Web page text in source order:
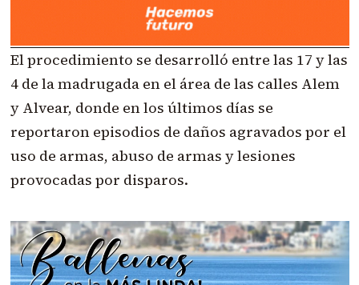
El procedimiento se desarrolló entre las 17 y las
4 de la madrugada en el área de las calles Alem
y Alvear, donde en los últimos días se
reportaron episodios de daños agravados por el
uso de armas, abuso de armas y lesiones
provocadas por disparos.